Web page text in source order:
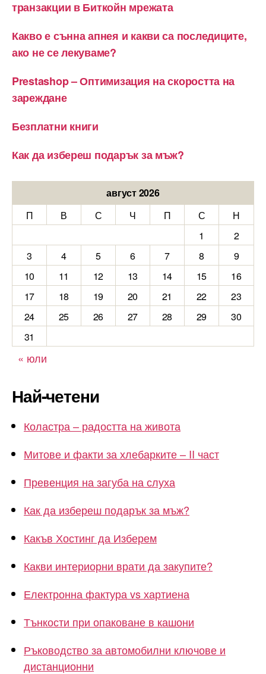
транзакции в Биткойн мрежата
Какво е сънна апнея и какви са последиците,
ако не се лекуваме?
Prestashop – Оптимизация на скоростта на
зареждане
Безплатни книги
Как да избереш подарък за мъж?
август 2026
П
В С Ч П С
Н
1
2
3
4 5 6 7 8
9
10
11 12 13 14 15
16
17
18 19 20 21 22
23
24
25 26 27 28 29
30
31
« юли
Най-четени
Коластра – радостта на живота
Митове и факти за хлебарките – II част
Превенция на загуба на слуха
Как да избереш подарък за мъж?
Какъв Хостинг да Изберем
Какви интериорни врати да закупите?
Електронна фактура vs хартиена
Тънкости при опаковане в кашони
Ръководство за автомобилни ключове и
дистанционни